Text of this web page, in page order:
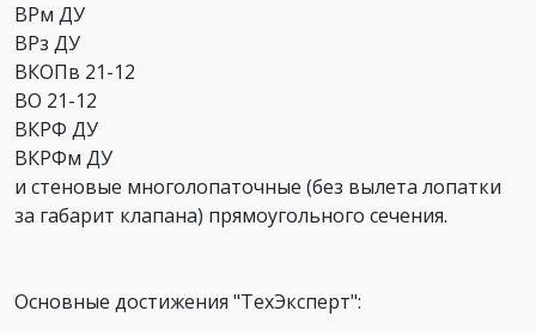
ВРм ДУ
ВРз ДУ
ВКОПв 21-12
BO 21-12
ВКРФ ДУ
ВКРФм ДУ
и стеновые многолопаточные (без вылета лопатки
за габарит клапана) прямоугольного сечения.
Основные достижения "ТехЭксперт":